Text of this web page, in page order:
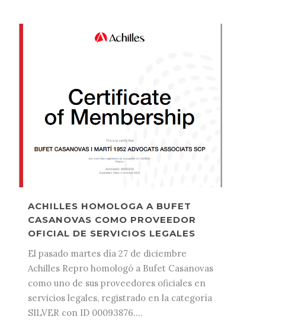
ACHILLES HOMOLOGA A BUFET
CASANOVAS COMO PROVEEDOR
OFICIAL DE SERVICIOS LEGALES
El pasado martes día 27 de diciembre
Achilles Repro homologó a Bufet Casanovas
como uno de sus proveedores oficiales en
servicios legales, registrado en la categoría
SILVER con ID 00093876....